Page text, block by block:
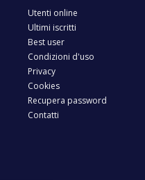
Utenti online
Ultimi iscritti
Best user
Condizioni d'uso
Privacy
Cookies
Recupera password
Contatti